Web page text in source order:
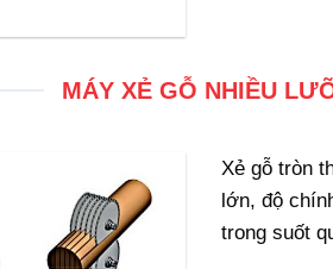
MÁY XẺ GỖ NHIỀU
Xẻ gỗ tròn
lớn, độ
trong suốt